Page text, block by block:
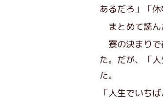
あるだろ」「
まとめて読ん
寮の決まりで
た。だが、「
た。
「人生でいち